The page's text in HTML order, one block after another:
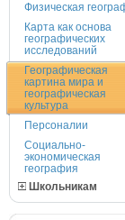
Физическая
Карта как основа
географических
исследований
Географическая
картина мира и
географическая
культура
Персоналии
Социально-
экономическая
география
Школьникам